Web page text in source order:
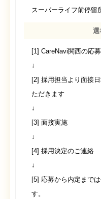
スーパーライフ前停留
選
[1] CareNavi関西の応
↓
[2] 採用担当より面接
ただきます
↓
[3] 面接実施
↓
[4] 採用決定のご連絡
↓
[5] 応募から内定まで
す。